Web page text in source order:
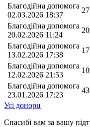
Благодійна допомога
02.03.2026 18:37
Благодійна допомога
20.02.2026 11:24
Благодійна допомога
13.02.2026 17:38
Благодійна допомога
12.02.2026 21:53
Благодійна допомога
23.01.2026 17:23
Усі донори
Спасибі вам за вашу